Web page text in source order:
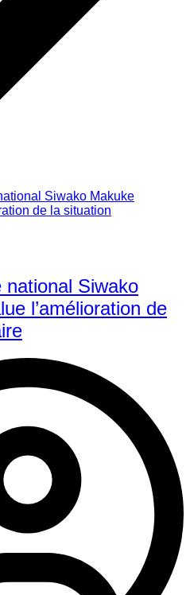
national Siwako
l’amélioration de